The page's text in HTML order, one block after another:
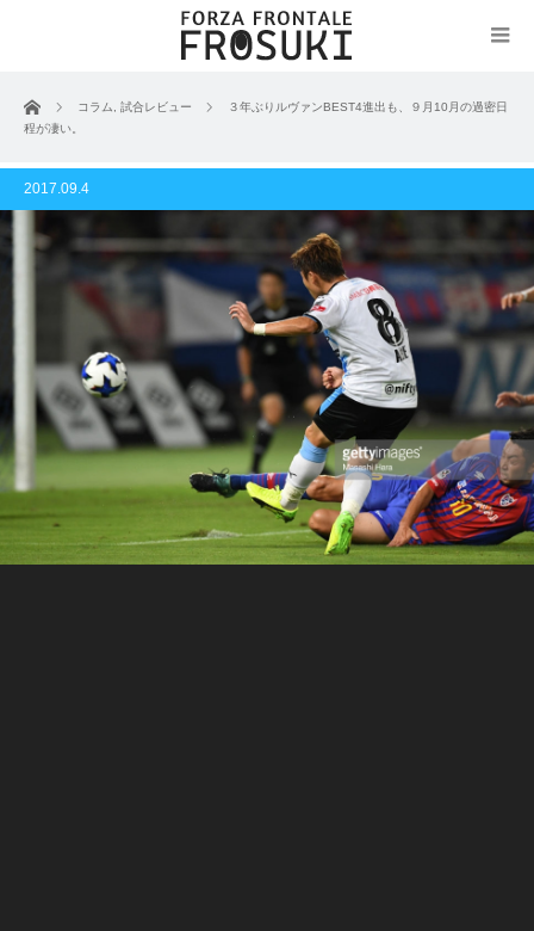
ホーム コラム 試合レビュー
３年ぶりルヴァンBEST4進出も、９月10月の過密日
程が凄い。
2017.09.4